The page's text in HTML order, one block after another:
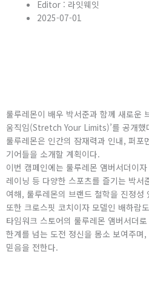
Editor : 라잇웨잇
2025-07-01
룰루레몬이 배우 박서준과 함께 새로운
움직임(Stretch Your Limits)’를 공개했
룰루레몬은 인간의 잠재력과 인내, 퍼포
기어들을 소개할 계획이다.
이번 캠페인에는 룰루레몬 앰버서더이
레이닝 등 다양한 스포츠를 즐기는 박
여해, 룰루레몬의 브랜드 철학을 진정성
또한 크로스핏 코치이자 모델인 배하람
타임워크 스토어의 룰루레몬 앰버서더
한계를 넘는 도전 정신을 몸소 보여주며
믿음을 전한다.